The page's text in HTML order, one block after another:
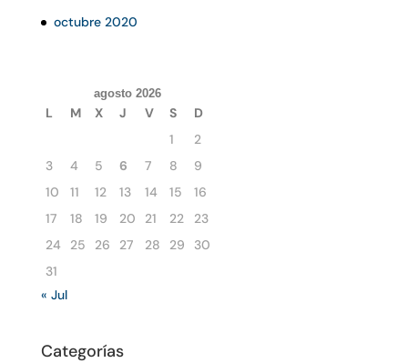
octubre 2020
agosto 2026
L M X J V S
D
1
2
3
4 5 6 7 8
9
10
11 12 13 14 15
16
17
18 19 20 21 22
23
24
25 26 27 28 29
30
31
« Jul
Categorías